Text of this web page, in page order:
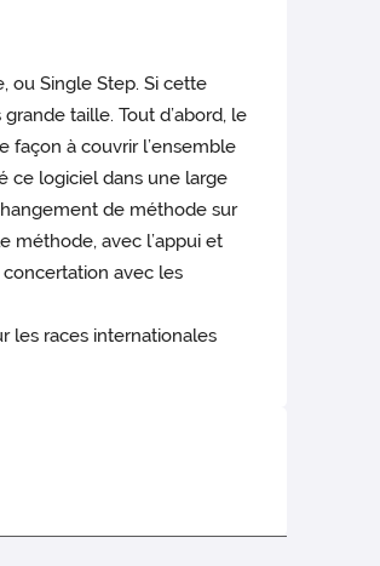
ou Single Step. Si cette
taille. Tout d’abord, le
façon à couvrir l’ensemble
ce logiciel dans une large
de méthode sur
méthode, avec l’appui et
concertation avec les
les races internationales